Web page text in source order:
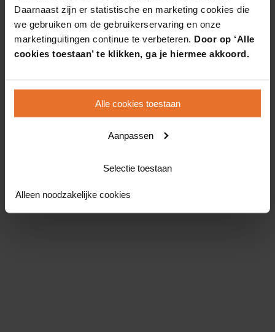
Daarnaast zijn er statistische en marketing cookies die
we gebruiken om de gebruikerservaring en onze
marketinguitingen continue te verbeteren. Door op ‘Alle
cookies toestaan’ te klikken, ga je hiermee akkoord.
Alle cookies toestaan
Aanpassen
Selectie toestaan
Alleen noodzakelijke cookies